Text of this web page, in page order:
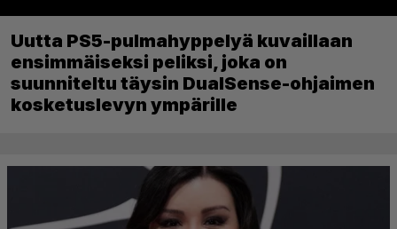
Uutta PS5-pulmahyppelyä kuvaillaan
ensimmäiseksi peliksi, joka on
suunniteltu täysin DualSense-ohjaimen
kosketuslevyn ympärille